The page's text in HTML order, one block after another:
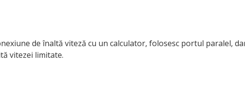
de înaltă viteză cu un calculator, folosesc portul paralel,
vitezei limitate.